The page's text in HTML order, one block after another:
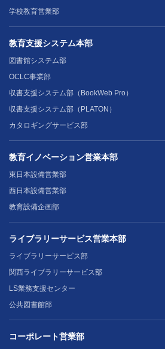
学校教育営業部
教育支援システム本部
図書館システム部
OCLC事業部
収書支援システム部（BookWeb Pro）
収書支援システム部（PLATON）
カタロギングサービス部
教育イノベーション営業本部
東日本設備営業部
西日本設備営業部
教育設備企画部
ライブラリーサービス営業本部
ライブラリーサービス部
関西ライブラリーサービス部
LS業務支援センター
公共図書館部
コーポレート営業部